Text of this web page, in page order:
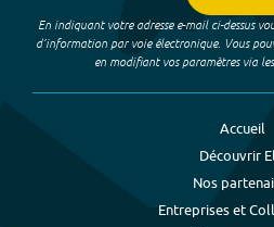
En indiquant votre adresse e-mail ci-dessus
d’information par voie électronique. Vous
en modifiant vos paramètres via
Accueil
Découvrir
Nos
Entreprises et